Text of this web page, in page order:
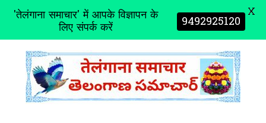
'तेलंगाना समाचार' में आपके विज्ञापन के
लिए संपर्क करें 9492925120 X